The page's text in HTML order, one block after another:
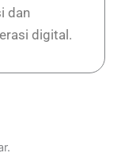
dan
digital.